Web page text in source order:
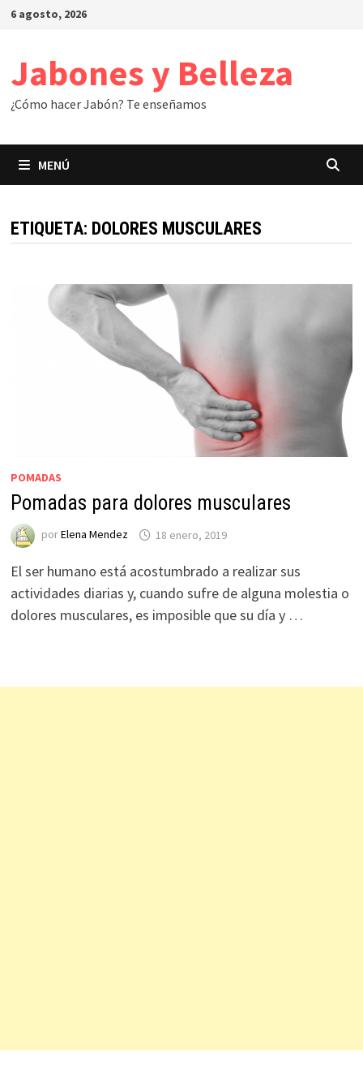
Saltar
6 agosto, 2026
Jabones y Belleza
¿Cómo hacer Jabón? Te enseñamos
MENÚ
ETIQUETA: DOLORES MUSCULARES
POMADAS
Pomadas para dolores musculares
porElena Mendez 18 enero, 2019
El ser humano está acostumbrado a realizar sus
actividades diarias y, cuando sufre de alguna molestia o
dolores musculares, es imposible que su día y …